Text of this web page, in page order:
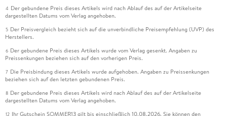
4 Der gebundene Preis dieses Artikels wird nach Ablauf des auf der Artikelseite
dargestellten Datums vom Verlag angehoben.
5 Der Preisvergleich bezieht sich auf die unverbindliche Preisempfehlung (UVP) des
Herstellers.
6 Der gebundene Preis dieses Artikels wurde vom Verlag gesenkt. Angaben zu
Preissenkungen beziehen sich auf den vorherigen Preis.
7 Die Preisbindung dieses Artikels wurde aufgehoben. Angaben zu Preissenkungen
beziehen sich auf den letzten gebundenen Preis.
8 Der gebundene Preis dieses Artikels wird nach Ablauf des auf der Artikelseite
dargestellten Datums vom Verlag angehoben.
12 Ihr Gutschein SOMMER13 gilt bis einschließlich 10.08.2026. Sie können den